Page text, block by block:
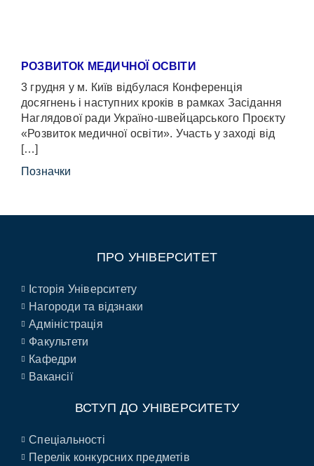
РОЗВИТОК МЕДИЧНОЇ ОСВІТИ
3 грудня у м. Київ відбулася Конференція
досягнень і наступних кроків в рамках Засідання
Наглядової ради Україно-швейцарського Проєкту
«Розвиток медичної освіти». Участь у заході від
[…]
Позначки
ПРО УНІВЕРСИТЕТ
Історія Університету
Нагороди та відзнаки
Адміністрація
Факультети
Кафедри
Вакансії
ВСТУП ДО УНІВЕРСИТЕТУ
Спеціальності
Перелік конкурсних предметів